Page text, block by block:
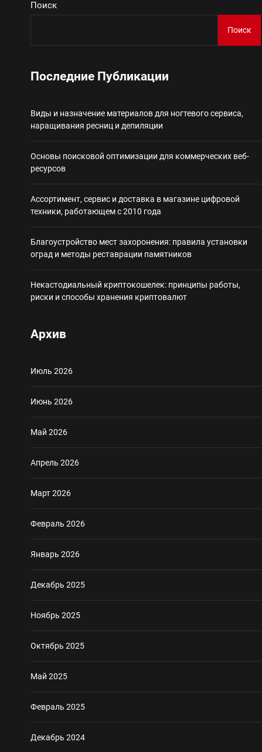
Ассортимент,
Некастодиальный
Поиск
Поиск
Последние Публикации
Виды и назначение материалов для ногтевого сервиса,
наращивания ресниц и депиляции
Основы поисковой оптимизации для коммерческих веб-
ресурсов
Ассортимент, сервис и доставка в магазине цифровой
техники, работающем с 2010 года
Благоустройство мест захоронения: правила установки
оград и методы реставрации памятников
Некастодиальный криптокошелек: принципы работы,
риски и способы хранения криптовалют
Архив
Июль 2026
Июнь 2026
Май 2026
Апрель 2026
Март 2026
Февраль 2026
Январь 2026
Декабрь 2025
Ноябрь 2025
Октябрь 2025
Май 2025
Февраль 2025
Декабрь 2024